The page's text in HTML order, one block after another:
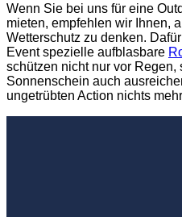
Wenn Sie bei uns für eine
mieten, empfehlen wir Ihnen,
Wetterschutz zu denken.
Event spezielle aufblasbare
schützen nicht nur vor Regen,
Sonnenschein auch
ungetrübten Action nichts